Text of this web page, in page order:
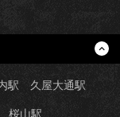
駅 久屋大通駅
桜山駅